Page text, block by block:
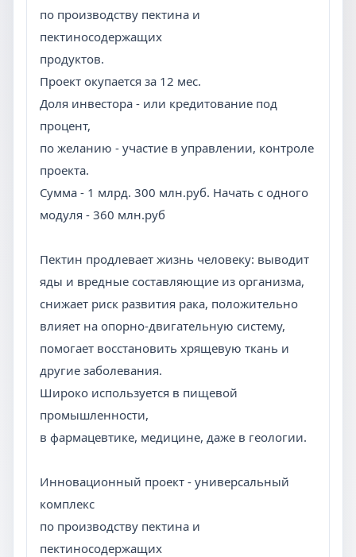
по производству пектина и
пектиносодержащих
продуктов.
Проект окупается за 12 мес.
Доля инвестора - или кредитование под
процент,
по желанию - участие в управлении, контроле
проекта.
Сумма - 1 млрд. 300 млн.руб. Начать с одного
модуля - 360 млн.руб
Пектин продлевает жизнь человеку: выводит
яды и вредные составляющие из организма,
снижает риск развития рака, положительно
влияет на опорно-двигательную систему,
помогает восстановить хрящевую ткань и
другие заболевания.
Широко используется в пищевой
промышленности,
в фармацевтике, медицине, даже в геологии.
Инновационный проект - универсальный
комплекс
по производству пектина и
пектиносодержащих